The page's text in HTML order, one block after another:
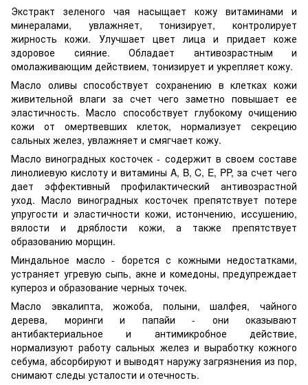
Экстракт зеленого чая насыщает кожу витаминами и
минералами, увлажняет, тонизирует, контролирует
жирность кожи. Улучшает цвет лица и придает коже
здоровое сияние. Обладает антивозрастным и
омолаживающим действием, тонизирует и укрепляет кожу.
Масло оливы способствует сохранению в клетках кожи
живительной влаги за счет чего заметно повышает ее
эластичность. Масло способствует глубокому очищению
кожи от омертвевших клеток, нормализует секрецию
сальных желез, увлажняет и смягчает кожу.
Масло виноградных косточек - содержит в своем составе
линолиевую кислоту и витамины A, B, C, E, PP, за счет чего
дает эффективный профилактический антивозрастной
уход. Масло виноградных косточек препятствует потере
упругости и эластичности кожи, истончению, иссушению,
вялости и дряблости кожи, а также препятствует
образованию морщин.
Миндальное масло - борется с кожными недостатками,
устраняет угревую сыпь, акне и комедоны, предупреждает
купероз и образование черных точек.
Масло эвкалипта, жожоба, полыни, шалфея, чайного
дерева, моринги и папайи - они оказывают
антибактериальное и антимикробное действие,
нормализуют работу сальных желез и выработку кожного
себума, абсорбируют и выводят наружу загрязнения из пор,
снимают следы усталости и отечность.